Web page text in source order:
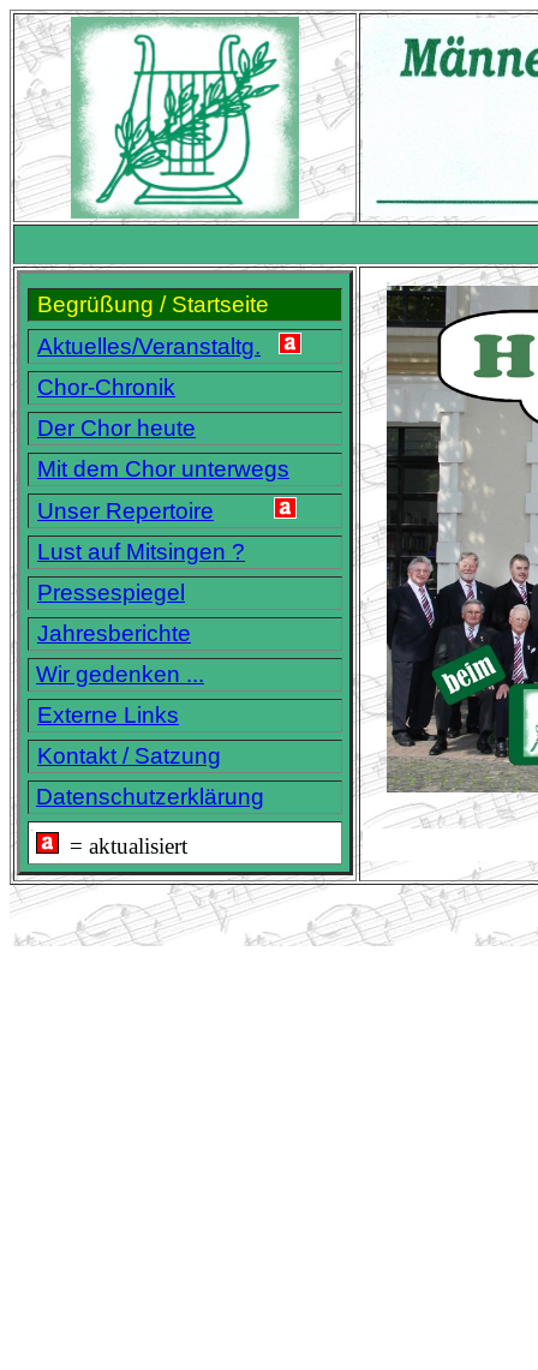
Begrüßung / Startseite
Aktuelles/Veranstaltg.
Chor-Chronik
Der Chor heute
Mit dem Chor unterwegs
Unser Repertoire
Lust auf Mitsingen ?
Pressespiegel
Jahresberichte
Wir gedenken ...
Externe Links
Kontakt / Satzung
Datenschutzerklärung
= aktualisiert